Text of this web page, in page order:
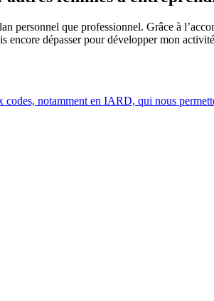
personnel que professionnel. Grâce à
encore dépasser pour développer mon
notamment en IARD, qui nous